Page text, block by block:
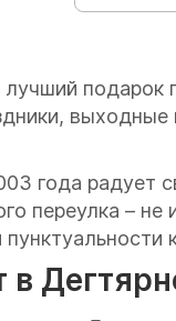
лучший
выходные
года радует
переулка –
в